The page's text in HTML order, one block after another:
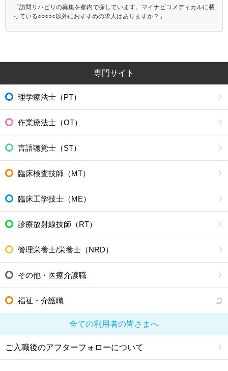
「訪問リハビリの募集を都内で探しています。マイナビコメディカルに載
っている○○○○○以外におすすめの求人はありますか？」
専門サイト
理学療法士（PT）
作業療法士（OT）
言語聴覚士（ST）
臨床検査技師（MT）
臨床工学技士（ME）
診療放射線技師（RT）
管理栄養士/栄養士（NRD）
その他・医療介護職
福祉・介護職
全ての利用者の皆さまへ
ご入職後のアフターフォローについて